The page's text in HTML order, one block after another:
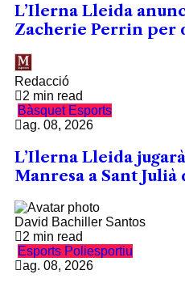
L’Ilerna Lleida
Zacherie Perrin per
Redacció
2 min read
Bàsquet Esports
ag. 08, 2026
L’Ilerna Lleida
Manresa a Sant
David Bachiller Santos
2 min read
Esports Poliesportiu
ag. 08, 2026